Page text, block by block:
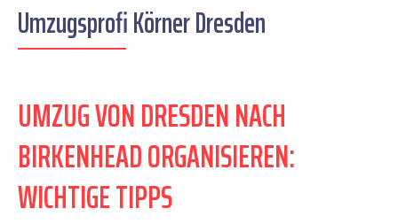
Umzugsprofi Körner Dresden
UMZUG VON DRESDEN NACH
BIRKENHEAD ORGANISIEREN:
WICHTIGE TIPPS